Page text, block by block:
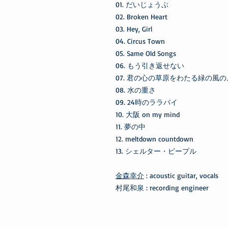
01. だいじょうぶ
02. Broken Heart
03. Hey, Girl
04. Circus Town
05. Same Old Songs
06. もう引き返せない
07. 君の心の草原をわたる緑の風
08. 水の重さ
09. 24時のララバイ
10. 大阪 on my mind
11. 夢の中
12. meltdown countdown
13. シェルター・ピープル
金森幸介 : acoustic guitar, vocals
村尾和泉 : recording engineer